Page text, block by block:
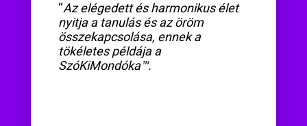
“Az elégedett és harmonikus élet
nyitja a tanulás és az öröm
összekapcsolása, ennek a
tökéletes példája a
SzóKiMondóka™.